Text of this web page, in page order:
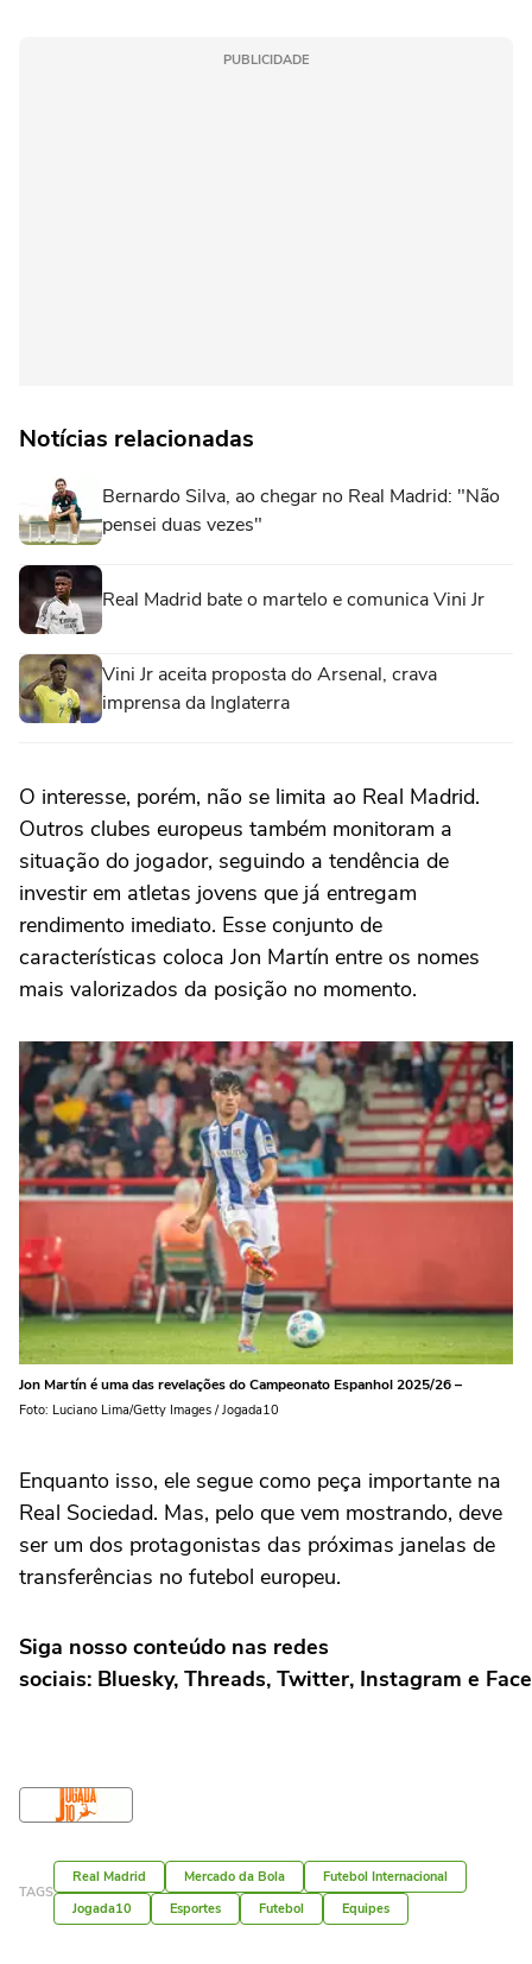
PUBLICIDADE
Notícias relacionadas
Bernardo Silva, ao chegar no Real Madrid: "Não
pensei duas vezes"
Real Madrid bate o martelo e comunica Vini Jr
Vini Jr aceita proposta do Arsenal, crava
imprensa da Inglaterra
O interesse, porém, não se limita ao Real Madrid.
Outros clubes europeus também monitoram a
situação do jogador, seguindo a tendência de
investir em atletas jovens que já entregam
rendimento imediato. Esse conjunto de
características coloca Jon Martín entre os nomes
mais valorizados da posição no momento.
Jon Martín é uma das revelações do Campeonato Espanhol 2025/26 –
Foto: Luciano Lima/Getty Images / Jogada10
Enquanto isso, ele segue como peça importante na
Real Sociedad. Mas, pelo que vem mostrando, deve
ser um dos protagonistas das próximas janelas de
transferências no futebol europeu.
Siga nosso conteúdo nas redes
sociais: Bluesky, Threads, Twitter, Instagram e
TAGS
Real Madrid Mercado da Bola
Futebol Internacional
Jogada10
Esportes Futebol Equipes